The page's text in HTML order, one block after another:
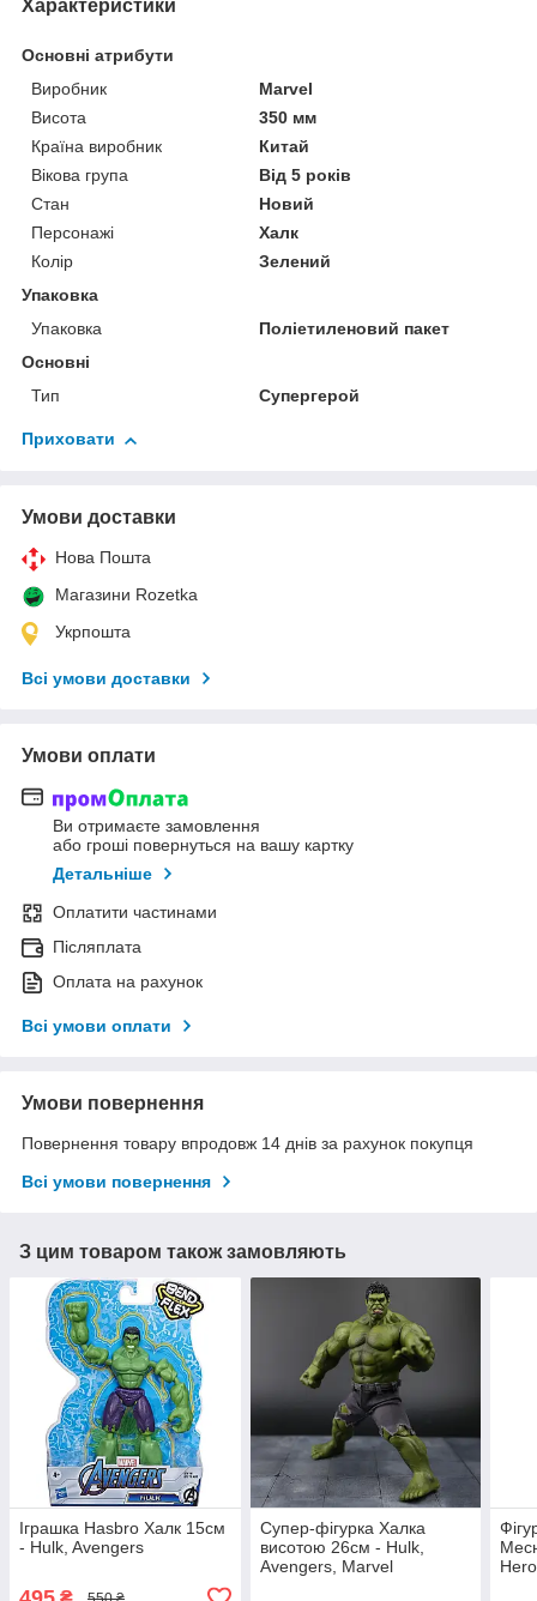
Характеристики
Основні атрибути
Виробник
Marvel
Висота
350 мм
Країна виробник
Китай
Вікова група
Від 5 років
Стан
Новий
Персонажі
Халк
Колір
Зелений
Упаковка
Упаковка
Поліетиленовий пакет
Основні
Тип
Супергерой
Приховати
Умови доставки
Нова Пошта
Магазини Rozetka
Укрпошта
Всі умови доставки
Умови оплати
Ви отримаєте замовлення
або гроші повернуться на вашу картку
Детальніше
Оплатити частинами
Післяплата
Оплата на рахунок
Всі умови оплати
Умови повернення
Повернення товару впродовж 14 днів за рахунок покупця
Всі умови повернення
З цим товаром також замовляють
Іграшка Hasbro Халк 15см
- Hulk, Avengers
Супер-фігурка Халка
висотою 26см - Hulk,
Avengers, Marvel